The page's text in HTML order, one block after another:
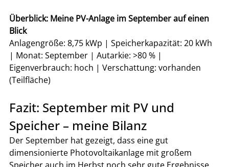
Überblick: Meine PV-Anlage im September auf einen
Blick
Anlagengröße: 8,75 kWp | Speicherkapazität: 20 kWh
| Monat: September | Autarkie: >80 % |
Eigenverbrauch: hoch | Verschattung: vorhanden
(Teilfläche)
Fazit: September mit PV und
Speicher – meine Bilanz
Der September hat gezeigt, dass eine gut
dimensionierte Photovoltaikanlage mit großem